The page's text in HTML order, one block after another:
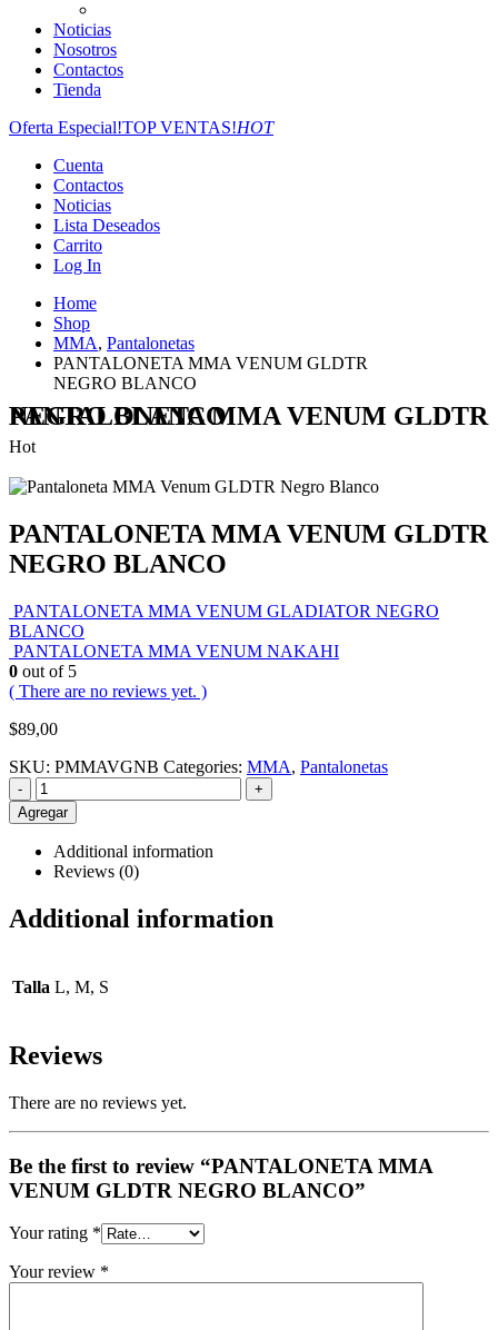
Noticias
Nosotros
Contactos
Tienda
Oferta Especial!TOP VENTAS!HOT
Cuenta
Contactos
Noticias
Lista Deseados
Carrito
Log In
Home
Shop
MMA, Pantalonetas
PANTALONETA MMA VENUM GLDTR
NEGRO BLANCO
PANTALONETA MMA VENUM GLDTR NEGRO BLANCO
Hot
PANTALONETA MMA VENUM GLDTR
NEGRO BLANCO
PANTALONETA MMA VENUM GLADIATOR NEGRO
BLANCO
PANTALONETA MMA VENUM NAKAHI
0 out of 5
( There are no reviews yet. )
$89,00
SKU: PMMAVGNB Categories: MMA, Pantalonetas
-
+
Agregar
Additional information
Reviews (0)
Additional information
Talla L, M, S
Reviews
There are no reviews yet.
Be the first to review “PANTALONETA MMA
VENUM GLDTR NEGRO BLANCO”
Your rating *
Your review *